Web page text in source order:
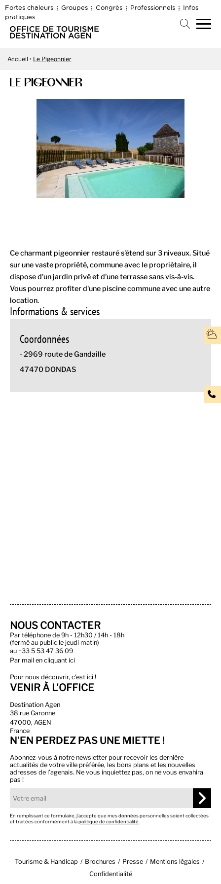
Fortes chaleurs Groupes Congrès Professionnels
Infos
pratiques
Accueil Le Pigeonnier
LE PIGEONNIER
Ce charmant pigeonnier restauré s'étend sur 3 niveaux. Situé
sur une vaste propriété, commune avec le propriétaire, il
dispose d'un jardin privé et d'une terrasse sans vis-à-vis.
Vous pourrez profiter d'une piscine commune avec une autre
location.
Informations & services
Coordonnées
- 2969 route de Gandaille
47470 DONDAS
NOUS CONTACTER
Par téléphone de 9h - 12h30 / 14h - 18h
(fermé au public le jeudi matin)
au +33 5 53 47 36 09
Par mail en cliquant ici
Pour nous découvrir, c'est ici !
VENIR À L'OFFICE
Destination Agen
38 rue Garonne
47000, AGEN
France
N’EN PERDEZ PAS UNE MIETTE !
Abonnez-vous à notre newsletter pour recevoir les dernière
actualités de votre ville préférée, les bons plans et les nouvelles
adresses de l’agenais. Ne vous inquiettez pas, on ne vous envahira
pas !
En remplissant ce formulaire, j’accepte que mes données personnelles soient collectées
et traitées conformément à lapolitique de confidentialité
Tourisme & Handicap Brochures Presse
Mentions légales
Confidentialité